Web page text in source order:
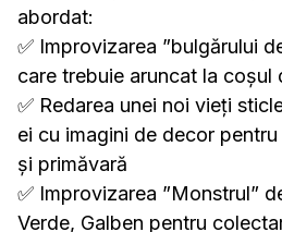
abordat:
✅ Improvizarea ”bulgărului
care trebuie aruncat la coșul
✅ Redarea unei noi vieți
ei cu imagini de decor
și primăvară
✅ Improvizarea ”Monstrul”
Verde, Galben pentru